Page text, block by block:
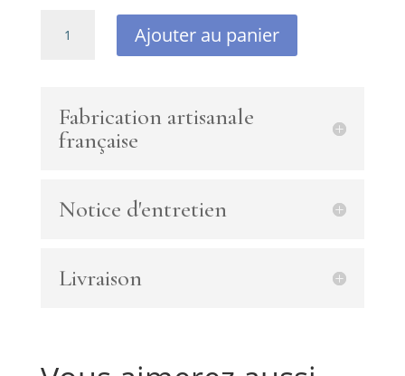
925
avec
Ajouter au panier
Fabrication artisanale
française
Notice d'entretien
Livraison